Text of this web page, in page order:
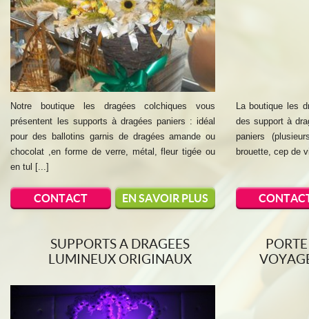
Notre boutique les dragées colchiques vous
présentent les supports à dragées paniers : idéal
pour des ballotins garnis de dragées amande ou
chocolat ,en forme de verre, métal, fleur tigée ou
en tul [...]
CONTACT EN SAVOIR PLUS
La boutique les
des support à
paniers
brouette, cep de
SUPPORTS A DRAGEES
LUMINEUX ORIGINAUX